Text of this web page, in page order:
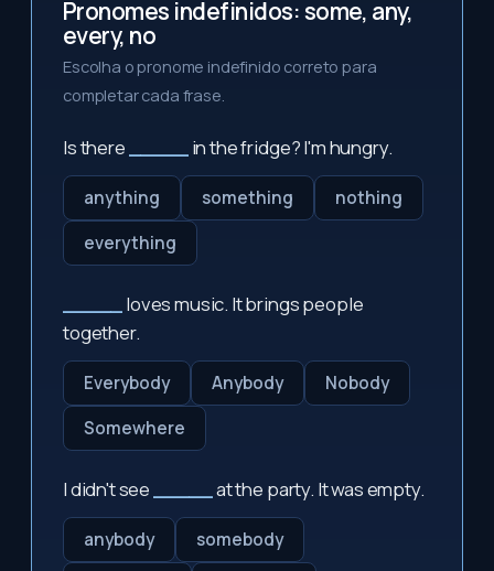
Pronomes indefinidos: some, any,
every, no
Escolha o pronome indefinido correto para
completar cada frase.
Is there in the fridge? I'm hungry.
anything something
nothing
everything
loves music. It brings people
together.
Everybody Anybody
Nobody
Somewhere
I didn't see at the party. It was empty.
anybody
somebody